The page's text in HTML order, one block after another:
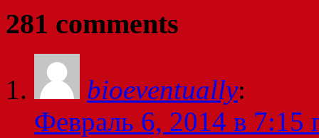
281 comments
bioeventually:
Февраль 6, 2014 в 7:15